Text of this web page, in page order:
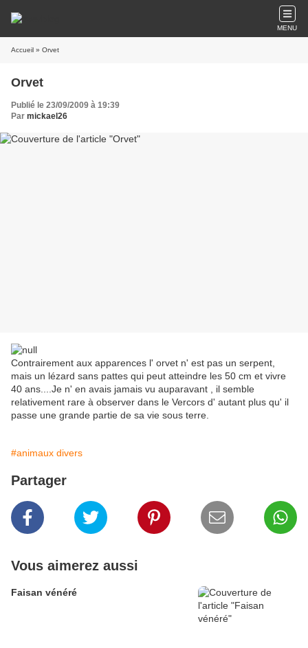
MENU
Accueil » Orvet
Orvet
Publié le 23/09/2009 à 19:39
Par mickael26
Contrairement aux apparences l' orvet n' est pas un serpent,
mais un lézard sans pattes qui peut atteindre les 50 cm et vivre
40 ans....Je n' en avais jamais vu auparavant , il semble
relativement rare à observer dans le Vercors d' autant plus qu' il
passe une grande partie de sa vie sous terre.
#animaux divers
Partager
Vous aimerez aussi
Faisan vénéré